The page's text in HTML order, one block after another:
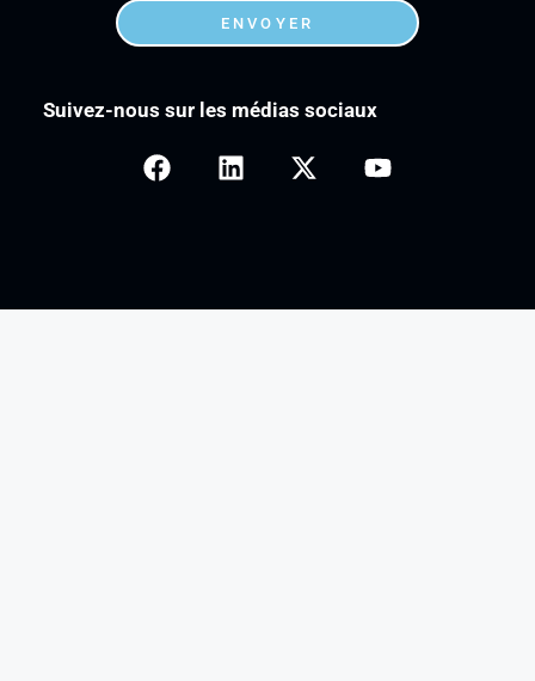
ENVOYER
Suivez-nous sur les médias sociaux